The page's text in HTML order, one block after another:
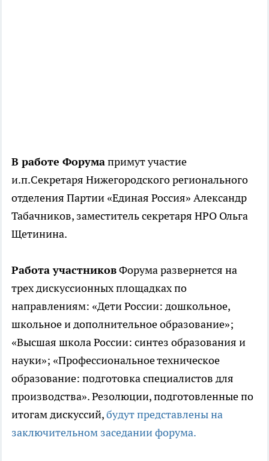
В работе Форумапримут участие
и.п.Секретаря Нижегородского регионального
отделения Партии «Единая Россия» Александр
Табачников, заместитель секретаря НРО Ольга
Щетинина.
Работа участниковФорума развернется на
трех дискуссионных площадках по
направлениям: «Дети России: дошкольное,
школьное и дополнительное образование»;
«Высшая школа России: синтез образования и
науки»; «Профессиональное техническое
образование: подготовка специалистов для
производства». Резолюции, подготовленные по
итогам дискуссий,будут представлены на
заключительном заседании форума.